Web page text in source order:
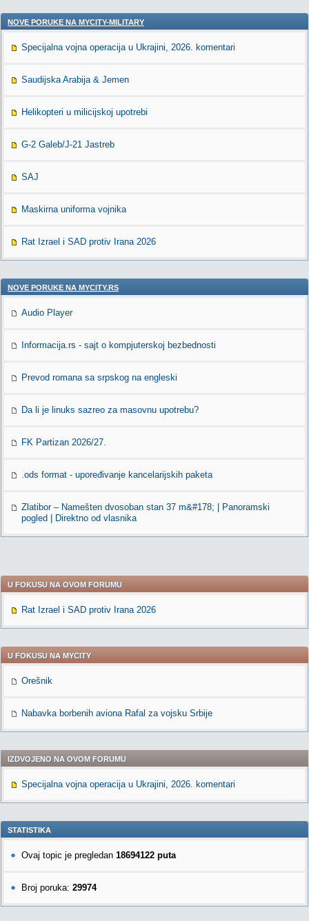
NOVE PORUKE NA MYCITY-MILITARY
Specijalna vojna operacija u Ukrajini, 2026. komentari
Saudijska Arabija & Jemen
Helikopteri u milicijskoj upotrebi
G-2 Galeb/J-21 Jastreb
SAJ
Maskirna uniforma vojnika
Rat Izrael i SAD protiv Irana 2026
NOVE PORUKE NA MYCITY.RS
Audio Player
Informacija.rs - sajt o kompjuterskoj bezbednosti
Prevod romana sa srpskog na engleski
Da li je linuks sazreo za masovnu upotrebu?
FK Partizan 2026/27.
.ods format - upoređivanje kancelarijskih paketa
Zlatibor – Namešten dvosoban stan 37 m&#178; | Panoramski
pogled | Direktno od vlasnika
U FOKUSU NA OVOM FORUMU
Rat Izrael i SAD protiv Irana 2026
U FOKUSU NA MYCITY
Orešnik
Nabavka borbenih aviona Rafal za vojsku Srbije
IZDVOJENO NA OVOM FORUMU
Specijalna vojna operacija u Ukrajini, 2026. komentari
STATISTIKA
Ovaj topic je pregledan 18694122 puta
Broj poruka: 29974